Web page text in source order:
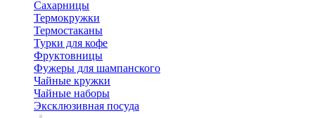
Сахарницы
Термокружки
Термостаканы
Турки для кофе
Фруктовницы
Фужеры для шампанского
Чайные кружки
Чайные наборы
Эксклюзивная посуда